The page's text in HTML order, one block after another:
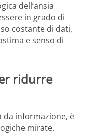
dell’ansia
in grado di
costante di dati,
e senso di
ridurre
da informazione, è
mirate.